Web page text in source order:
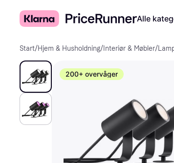
Alle
Start/Hjem & Husholdning/ Interiør & Møbler/
200+ overvåger